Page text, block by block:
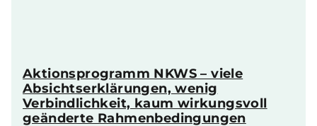
Aktionsprogramm NKWS – viele
Absichtserklärungen, wenig
Verbindlichkeit, kaum wirkungsvoll
geänderte Rahmenbedingungen